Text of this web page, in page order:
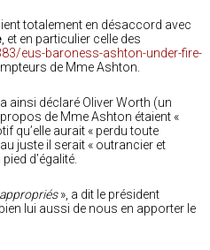
totalement en désaccord avec
, et en particulier celle des
eus-baroness-ashton-under-fire-
de Mme Ashton.
a ainsi déclaré Oliver Worth (un
de Mme Ashton étaient «
qu’elle aurait « perdu toute
juste il serait « outrancier et
d’égalité.
», a dit le président
lui aussi de nous en apporter le